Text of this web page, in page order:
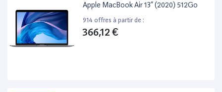
Apple MacBook Air 13” (2020) 512Go
914 offres à partir de :
366,12 €